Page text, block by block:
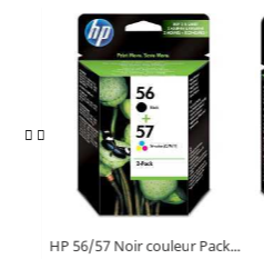
HP 56/57 Noir couleur Pack...